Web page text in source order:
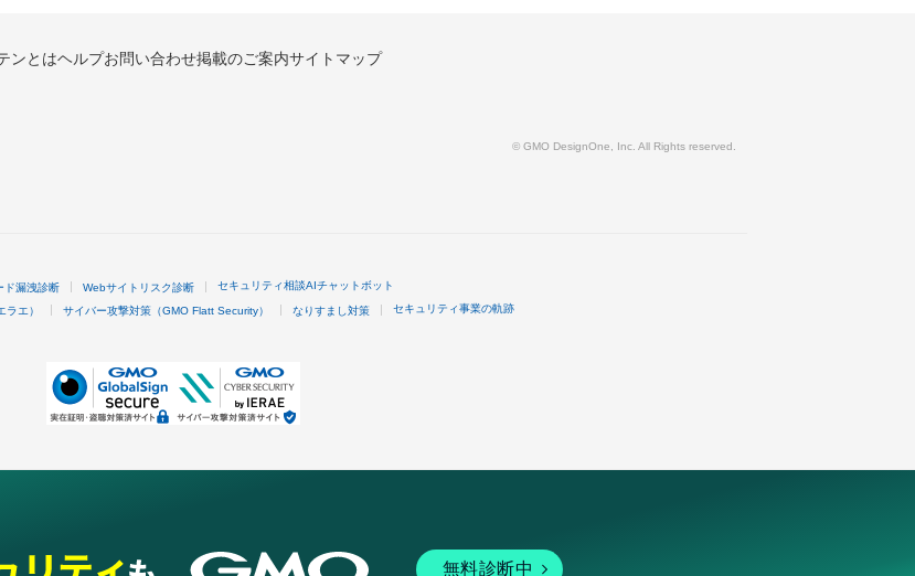
ンとはヘルプお問い合わせ掲載のご案内サイトマップ
© GMO DesignOne, Inc. All Rights reserved.
ド漏洩診断 Webサイトリスク診断 セキュリティ相談AIチャットボット
エ） サイバー攻撃対策（GMO Flatt Security） なりすまし対策 セキュリティ事業の軌跡
無料診断中